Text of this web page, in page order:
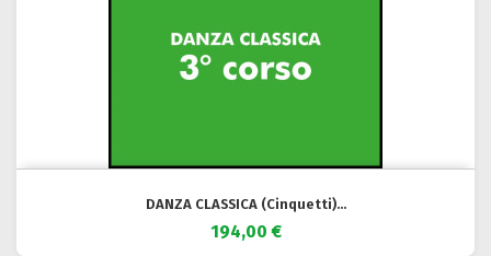
DANZA CLASSICA (Cinquetti)...
194,00 €